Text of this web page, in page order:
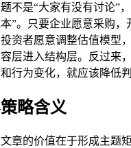
不是“大家有没有讨论”
”。只要企业愿意采购，
资者愿意调整估值模型
层进入结构层。反过来
行为变化，就应该降低判
略含义
章的价值在于形成主题